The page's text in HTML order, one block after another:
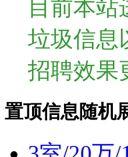
目前本
垃圾信息
招聘效果
置顶信息随机